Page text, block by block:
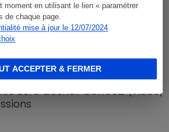
moment en utilisant le lien « paramétrer
de chaque page.
mise à jour le 12/07/2024
ACCEPTER & FERMER
zéro déchet CoffeeB (vidéo)